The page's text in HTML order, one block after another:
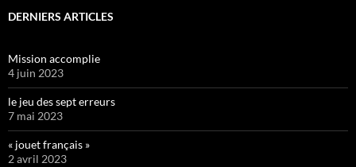
DERNIERS ARTICLES
Mission accomplie
4 juin 2023
le jeu des sept erreurs
7 mai 2023
« jouet français »
2 avril 2023